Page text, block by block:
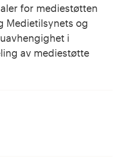
for mediestøtten
Medietilsynets og
i
av mediestøtte